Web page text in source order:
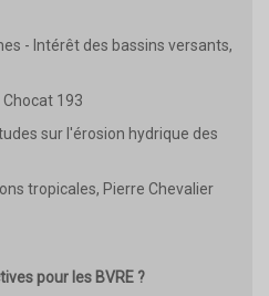
- Intérêt des bassins versants,
Chocat 193
sur l'érosion hydrique des
tropicales, Pierre Chevalier
pour les BVRE ?